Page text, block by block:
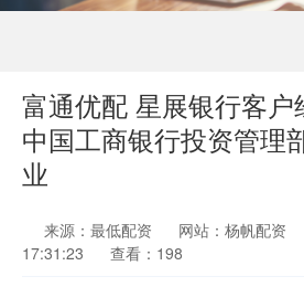
富通优配 星展银行客户
中国工商银行投资管理
业
来源：最低配资 网站：杨帆配资
17:31:23
查看：198